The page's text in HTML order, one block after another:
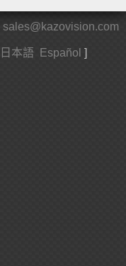
sales@kazovision.com
日本語 Español ]